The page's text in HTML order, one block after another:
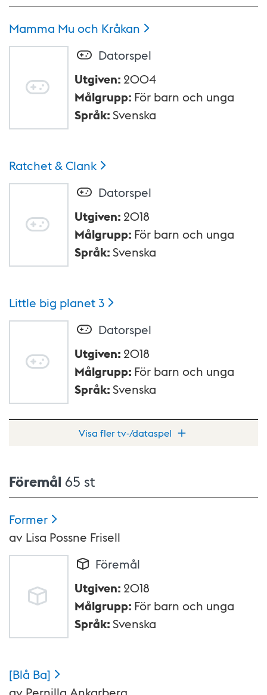
Mamma Mu och Kråkan
Datorspel
Utgiven: 2004
Målgrupp: För barn och unga
Språk:Svenska
Ratchet &Clank
Datorspel
Utgiven: 2018
Målgrupp: För barn och unga
Språk:Svenska
Little big planet3
Datorspel
Utgiven: 2018
Målgrupp: För barn och unga
Språk:Svenska
Visa fler tv-/dataspel
Föremål 65 st
Former
av Lisa Possne Frisell
Föremål
Utgiven: 2018
Målgrupp: För barn och unga
Språk:Svenska
[Blå Ba]
av Pernilla Ankarberg